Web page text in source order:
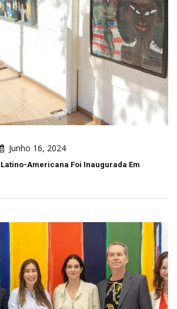
Junho 16, 2024
Americana Foi Inaugurada Em